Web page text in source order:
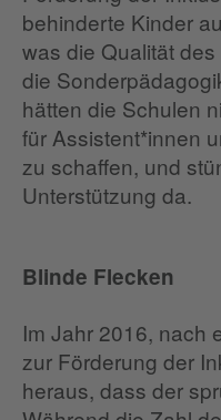
behinderte Kinder
was die Qualität
die
hätten die Schulen
für Assistent*innen
zu schaffen, und
Unterstützung da.
Blinde Flecken
Im Jahr 2016, nach
zur Förderung der
heraus, dass der